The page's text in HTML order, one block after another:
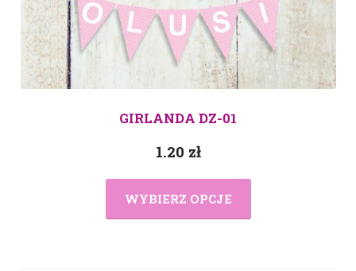
GIRLANDA DZ-01
1.20 zł
WYBIERZ OPCJE